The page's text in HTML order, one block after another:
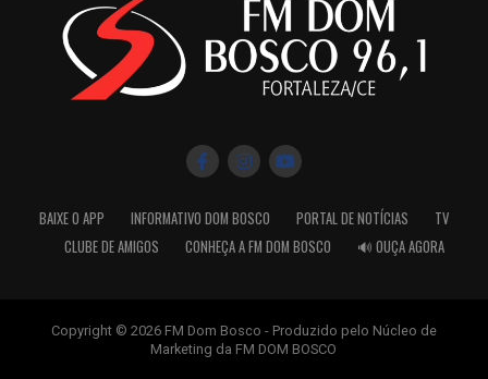
BAIXE O APP INFORMATIVO DOM BOSCO PORTAL DE NOTÍCIAS
TV
CLUBE DE AMIGOS
CONHEÇA A FM DOM BOSCO 🔊 OUÇA AGORA
Copyright © 2026 FM Dom Bosco - Produzido pelo Núcleo de
Marketing da FM DOM BOSCO